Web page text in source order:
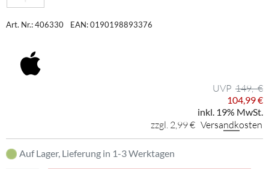
Art. Nr.: 406330 EAN: 0190198893376
149,- €
104,99 €
inkl. 19% MwSt.
zzgl. 2,99 € Versandkosten
Auf Lager, Lieferung in 1-3 Werktagen